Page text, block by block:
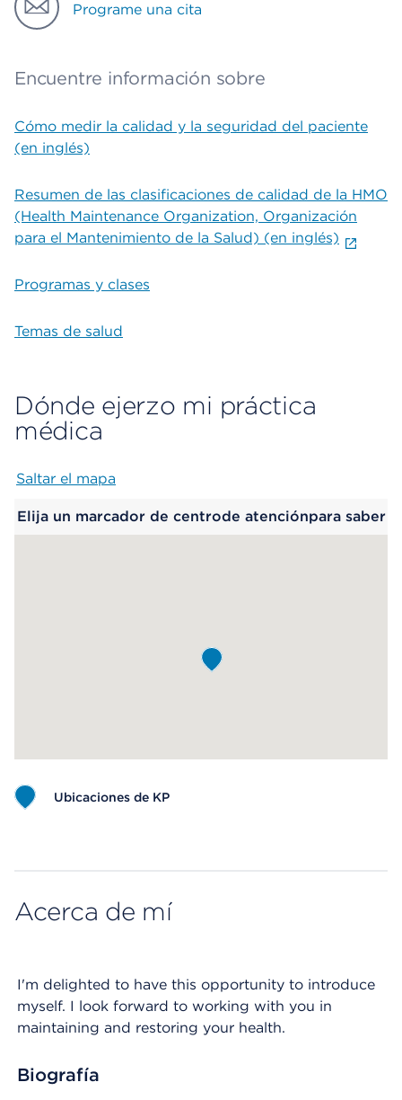
Programe una cita
Encuentre información sobre
Cómo medir la calidad y la seguridad del paciente
(en inglés)
Resumen de las clasificaciones de calidad de la HMO
(Health Maintenance Organization, Organización
para el Mantenimiento de la Salud) (en inglés)
Programas y clases
Temas de salud
Dónde ejerzo mi práctica
médica
Saltar el mapa
Elija un marcador de centrode atenciónpara saber
Ubicaciones de KP
Acerca de mí
I'm delighted to have this opportunity to introduce
myself. I look forward to working with you in
maintaining and restoring your health.
Biografía